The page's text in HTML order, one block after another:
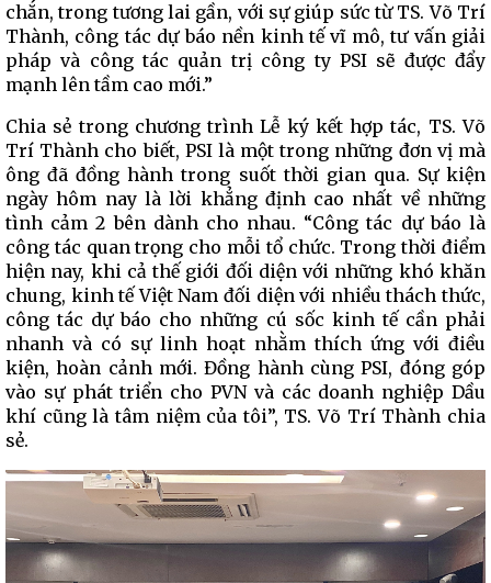
chắn, trong tương lai gần, với sự giúp sức từ TS. Võ Trí
Thành, công tác dự báo nền kinh tế vĩ mô, tư vấn giải
pháp và công tác quản trị công ty PSI sẽ được đẩy
mạnh lên tầm cao mới.”
Chia sẻ trong chương trình Lễ ký kết hợp tác, TS. Võ
Trí Thành cho biết, PSI là một trong những đơn vị mà
ông đã đồng hành trong suốt thời gian qua. Sự kiện
ngày hôm nay là lời khẳng định cao nhất về những
tình cảm 2 bên dành cho nhau. “Công tác dự báo là
công tác quan trọng cho mỗi tổ chức. Trong thời điểm
hiện nay, khi cả thế giới đối diện với những khó khăn
chung, kinh tế Việt Nam đối diện với nhiều thách thức,
công tác dự báo cho những cú sốc kinh tế cần phải
nhanh và có sự linh hoạt nhằm thích ứng với điều
kiện, hoàn cảnh mới. Đồng hành cùng PSI, đóng góp
vào sự phát triển cho PVN và các doanh nghiệp Dầu
khí cũng là tâm niệm của tôi”, TS. Võ Trí Thành chia
sẻ.